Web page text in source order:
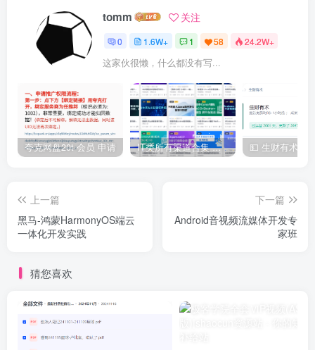
tomm 关注
0 1.6W+ 1 58 24.2W+
这家伙很懒，什么都没有写...
夸克网盘20t 会员 申请 IT类所有渠道合集 持续日更，目前近四千多条资源 年费用户微信私信获取权限
上一篇
黑马-鸿蒙HarmonyOS端云
一体化开发实践
下一篇
Android音视频流媒体开发专
家班
猜您喜欢